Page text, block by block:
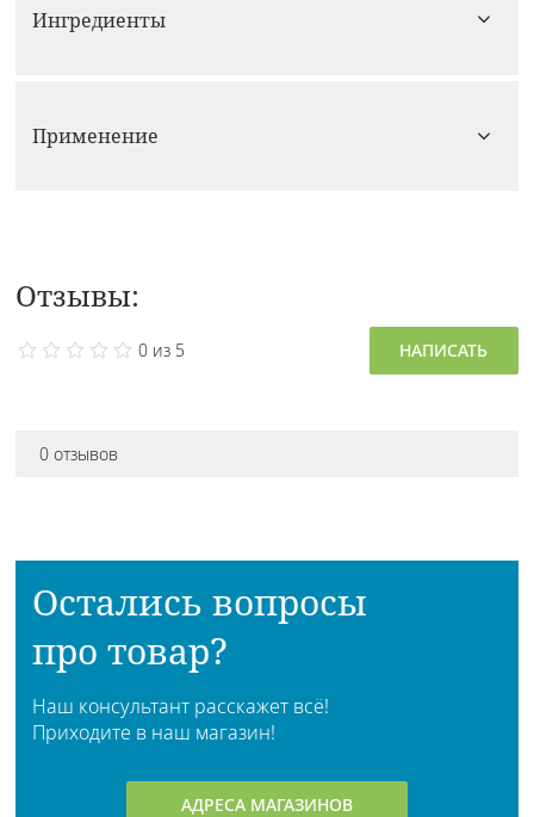
Ингредиенты
Применение
Отзывы:
0 из 5 НАПИСАТЬ
0 отзывов
Остались вопросы
про товар?
Наш консультант расскажет всё!
Приходите в наш магазин!
АДРЕСА МАГАЗИНОВ